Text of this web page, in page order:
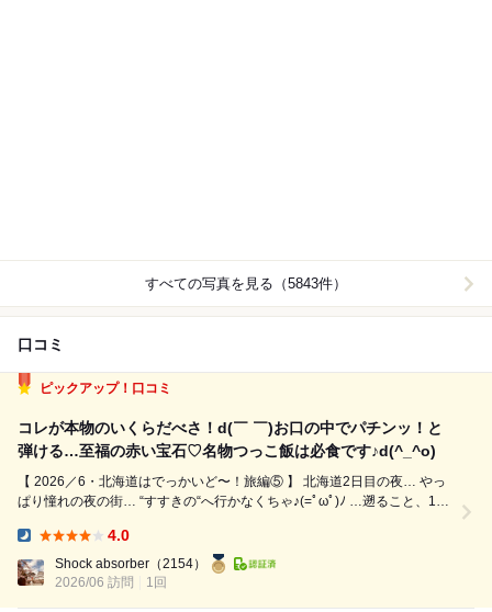
すべての写真を見る（5843件）
口コミ
ピックアップ！口コミ
コレが本物のいくらだべさ！d(￣ ￣)お口の中でパチンッ！と
弾ける…至福の赤い宝石♡名物つっこ飯は必食です♪d(^_^o)
【 2026／6・北海道はでっかいど〜！旅編⑤ 】 北海道2日目の夜… やっ
ぱり憧れの夜の街… “すすきの“へ行かなくちゃ♪(=ﾟωﾟ)ﾉ …遡ること、1〜
4.0
Shock absorber （2154）
2026/06 訪問
1回